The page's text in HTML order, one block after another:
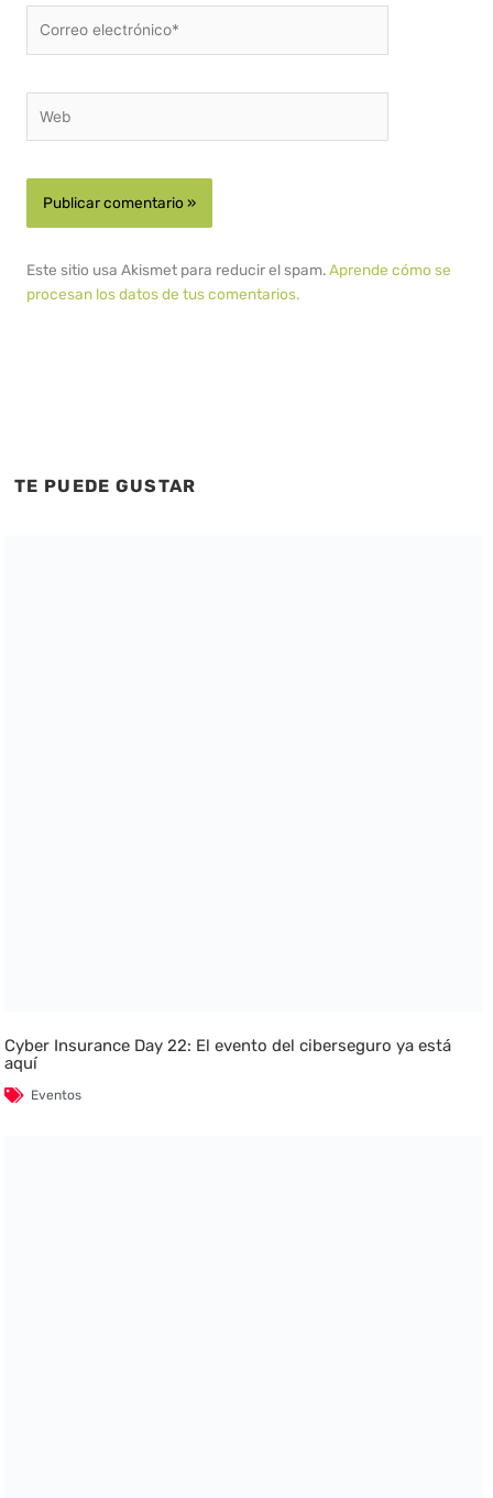
electrónico*
Este sitio usa Akismet para reducir el spam.Aprende cómo se
procesan los datos de tus comentarios.
TE PUEDE GUSTAR
Cyber Insurance Day 22: El evento del ciberseguro ya está
aquí
Eventos